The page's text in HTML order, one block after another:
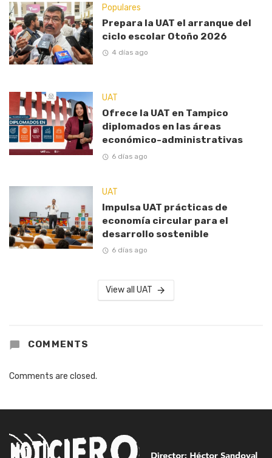
Populares
Prepara la UAT el arranque del
ciclo escolar Otoño 2026
4 días ago
UAT
Ofrece la UAT en Tampico
diplomados en las áreas
económico-administrativas
6 días ago
UAT
Impulsa UAT prácticas de
economía circular para el
desarrollo sostenible
6 días ago
View all UAT
COMMENTS
Comments are closed.